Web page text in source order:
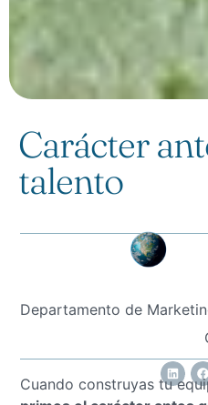
Carácter
talento
Departamento de
Cuando construyas tu